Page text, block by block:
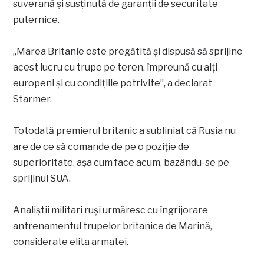
suverană și susținută de garanții de securitate
puternice.
„Marea Britanie este pregătită și dispusă să sprijine
acest lucru cu trupe pe teren, împreună cu alți
europeni și cu condițiile potrivite”, a declarat
Starmer.
Totodată premierul britanic a subliniat că Rusia nu
are de ce să comande de pe o poziție de
superioritate, așa cum face acum, bazându-se pe
sprijinul SUA.
Analiștii militari ruși urmăresc cu îngrijorare
antrenamentul trupelor britanice de Marină,
considerate elita armatei.